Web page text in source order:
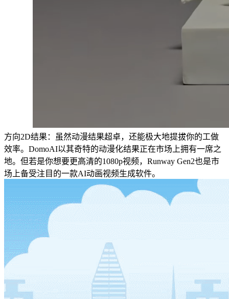
方向2D结果：虽然动漫结果超卓，还能极大地提拔你的工做
效率。DomoAI以其奇特的动漫化结果正在市场上拥有一席之
地。但若是你想要更高清的1080p视频，Runway Gen2也是市
场上备受注目的一款AI动画视频生成软件。